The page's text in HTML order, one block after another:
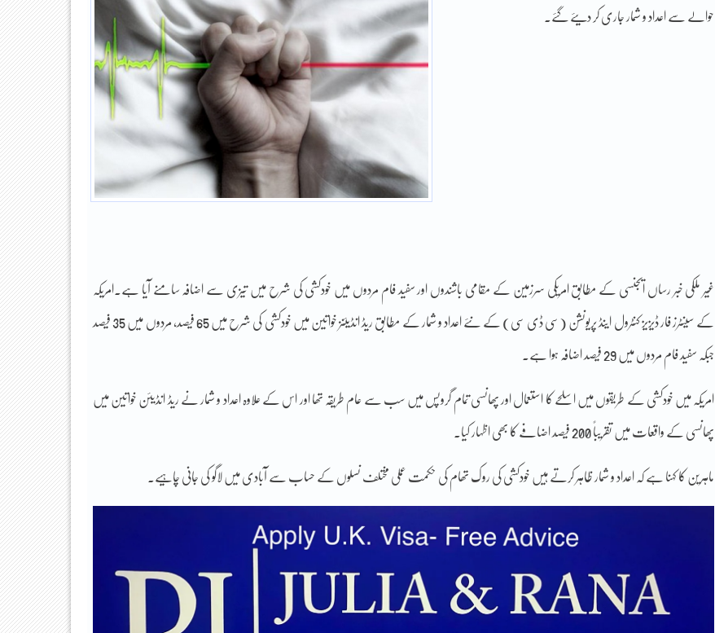
حوالے سے اعداد و شمار جاری کر دیئے گئے۔
غیر ملکی خبر رساں ایجنسی کے مطابق امریکی سرزمین کے مقامی باشندوں اور سفید فام مردوں میں خودکشی کی شرح میں تیزی سے اضافہ سامنے آیا ہے۔امریکہ
کے سینٹرز فار ڈیزیز کنٹرول اینڈ پریونشن (سی ڈی سی) کے نئے اعداد و شمار کے مطابق ریڈ انڈیئنز خواتین میں خودکشی کی شرح میں 65 فیصد، مردوں میں 35 فیصد
جبکہ سفید فام مردوں میں 29 فیصد اضافہ ہوا ہے۔
امریکہ میں خودکشی کے طریقوں میں اسلحے کا استعمال اور پھانسی تمام گروپس میں سب سے عام طریقہ تھا اور اس کے علاوہ اعداد و شمار نے ریڈ انڈیئن خواتین میں
پھانسی کے واقعات میں تقریباً 200 فیصد اضافے کا بھی اظہار کیا۔
ماہرین کا کہنا ہے کہ اعداد و شمار ظاہر کرتے ہیں خودکشی کی روک تھام کی حکمت عملی مختلف نسلوں کے حساب سے آبادی میں لاگو کی جانی چاہیے۔